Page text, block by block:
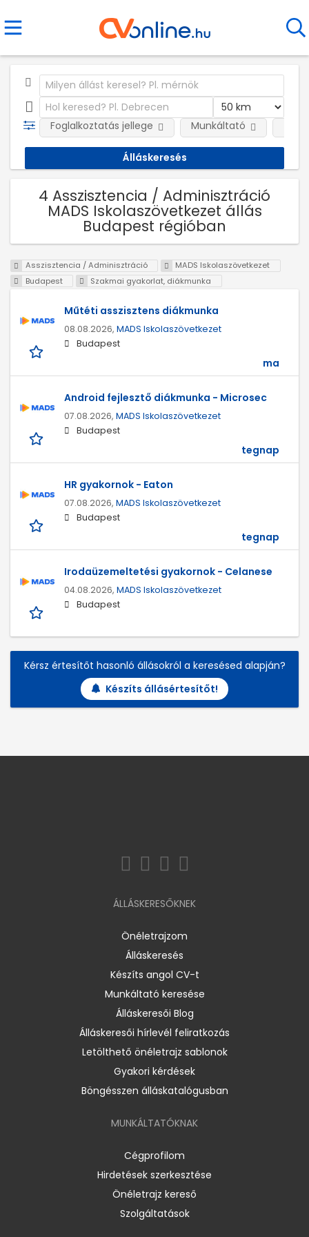
Foglalkoztatás jellege Munkáltató
4 Asszisztencia / Adminisztráció
MADS Iskolaszövetkezet állás
Budapest régióban
Asszisztencia / Adminisztráció
MADS Iskolaszövetkezet
Budapest
Szakmai gyakorlat, diákmunka
Műtéti asszisztens diákmunka
08.08.2026, MADS Iskolaszövetkezet
Budapest
ma
Android fejlesztő diákmunka - Microsec
07.08.2026, MADS Iskolaszövetkezet
Budapest
tegnap
HR gyakornok - Eaton
07.08.2026, MADS Iskolaszövetkezet
Budapest
tegnap
Irodaüzemeltetési gyakornok - Celanese
04.08.2026, MADS Iskolaszövetkezet
Budapest
Kérsz értesítőt hasonló állásokról a keresésed alapján?
Készíts állásértesítőt!
ÁLLÁSKERESŐKNEK
Önéletrajzom
Álláskeresés
Készíts angol CV-t
Munkáltató keresése
Álláskeresői Blog
Álláskeresői hírlevél feliratkozás
Letölthető önéletrajz sablonok
Gyakori kérdések
Böngésszen álláskatalógusban
MUNKÁLTATÓKNAK
Cégprofilom
Hirdetések szerkesztése
Önéletrajz kereső
Szolgáltatások